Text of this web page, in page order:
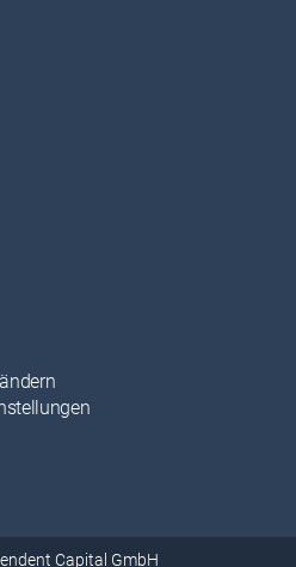
Capital GmbH